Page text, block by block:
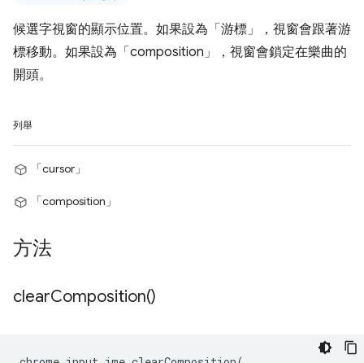
候選字視窗的顯示位置。如果設為「游標」，視窗會跟著游
標移動。如果設為「composition」，視窗會鎖定在樂曲的
開頭。
列舉
「cursor」
「composition」
方法
clearComposition()